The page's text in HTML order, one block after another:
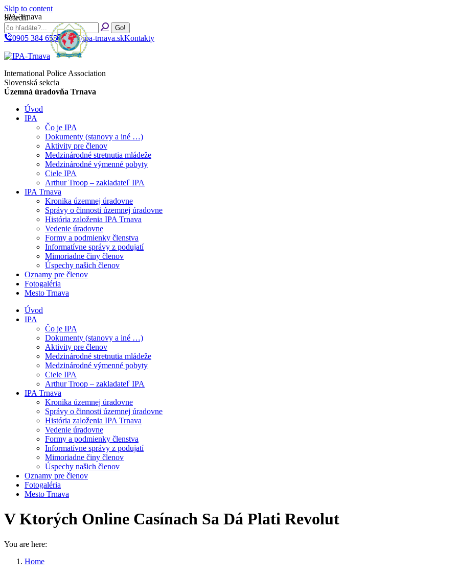
Skip to content
Search:
0905 384 655 ipa@ipa-trnava.skKontakty
IPA-Trnava
International Police Association
Slovenská sekcia
Územná úradovňa Trnava
Úvod
IPA
Čo je IPA
Dokumenty (stanovy a iné …)
Aktivity pre členov
Medzinárodné stretnutia mládeže
Medzinárodné výmenné pobyty
Ciele IPA
Arthur Troop – zakladateľ IPA
IPA Trnava
Kronika územnej úradovne
Správy o činnosti územnej úradovne
História založenia IPA Trnava
Vedenie úradovne
Formy a podmienky členstva
Informatívne správy z podujatí
Mimoriadne činy členov
Úspechy našich členov
Oznamy pre členov
Fotogaléria
Mesto Trnava
Úvod
IPA
Čo je IPA
Dokumenty (stanovy a iné …)
Aktivity pre členov
Medzinárodné stretnutia mládeže
Medzinárodné výmenné pobyty
Ciele IPA
Arthur Troop – zakladateľ IPA
IPA Trnava
Kronika územnej úradovne
Správy o činnosti územnej úradovne
História založenia IPA Trnava
Vedenie úradovne
Formy a podmienky členstva
Informatívne správy z podujatí
Mimoriadne činy členov
Úspechy našich členov
Oznamy pre členov
Fotogaléria
Mesto Trnava
V Ktorých Online Casínach Sa Dá Plati Revolut
You are here:
Home